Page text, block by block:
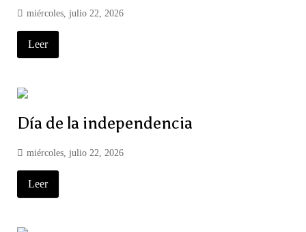
miércoles, julio 22, 2026
Leer
Día de la independencia
miércoles, julio 22, 2026
Leer